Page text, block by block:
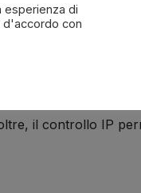
e sicuro. Il
il controllo IP
esperienza di
d'accordo con